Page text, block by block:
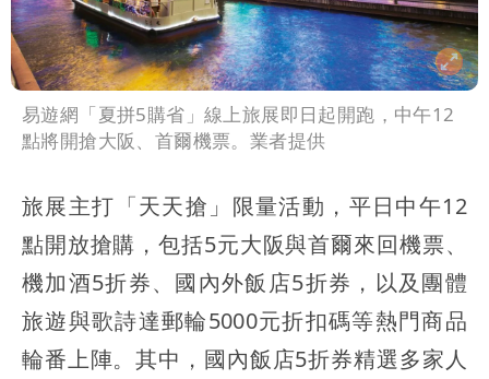
易遊網「夏拼5購省」線上旅展即日起開跑，中午12
點將開搶大阪、首爾機票。業者提供
旅展主打「天天搶」限量活動，平日中午12
點開放搶購，包括5元大阪與首爾來回機票、
機加酒5折券、國內外飯店5折券，以及團體
旅遊與歌詩達郵輪5000元折扣碼等熱門商品
輪番上陣。其中，國內飯店5折券精選多家人